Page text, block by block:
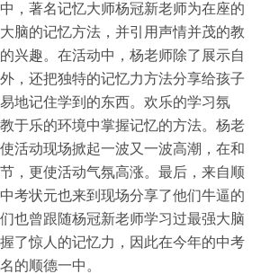
著名记忆大师杨冠新老师为在座的
脑的记忆方法，并引用声情并茂的教
兴趣。在活动中，杨老师除了展示自
，还把独特的记忆力方法分享给孩子
地记住学到的东西。欢乐的学习氛
于乐的环境中掌握记忆的方法。杨老
活动现场掀起一波又一波高潮，在和
，更使活动气氛高涨。最后，来自顺
考状元也来到现场分享了他们牛逼的
也曾跟随杨冠新老师学习过最强大脑
了惊人的记忆力，因此在今年的中考
的顺德一中。